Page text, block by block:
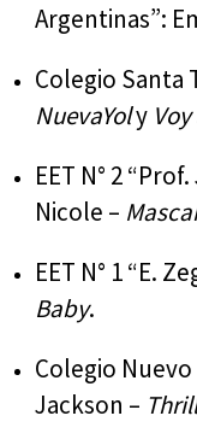
Argentinas”:
Colegio Santa
NuevaYoly
EET N° 2
Nicole –
EET N° 1 “E.
Baby.
Colegio
Jackson –